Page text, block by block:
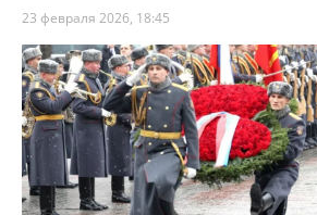
23 февраля 2026, 18:45